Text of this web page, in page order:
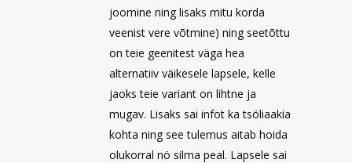
joomine ning lisaks mitu korda
veenist vere võtmine) ning seetõttu
on teie geenitest väga hea
alternatiiv väikesele lapsele, kelle
jaoks teie variant on lihtne ja
mugav. Lisaks sai infot ka tsöliaakia
kohta ning see tulemus aitab hoida
olukorral nö silma peal. Lapsele sai